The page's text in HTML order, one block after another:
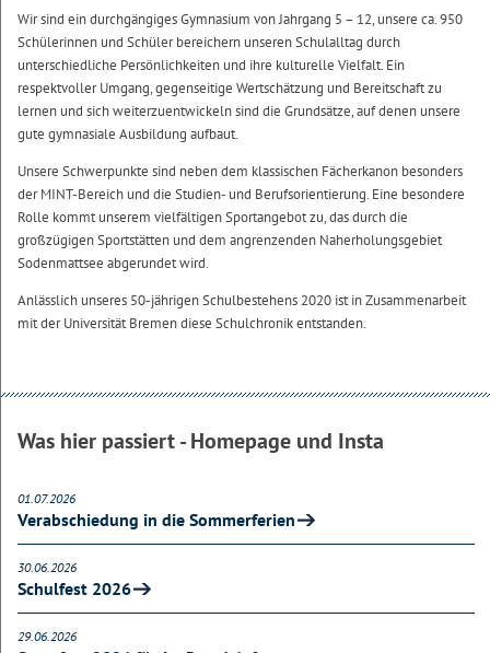
Wir sind ein durchgängiges Gymnasium von Jahrgang 5 – 12, unsere ca. 950
Schülerinnen und Schüler bereichern unseren Schulalltag durch
unterschiedliche Persönlichkeiten und ihre kulturelle Vielfalt. Ein
respektvoller Umgang, gegenseitige Wertschätzung und Bereitschaft zu
lernen und sich weiterzuentwickeln sind die Grundsätze, auf denen unsere
gute gymnasiale Ausbildung aufbaut.
Unsere Schwerpunkte sind neben dem klassischen Fächerkanon besonders
der MINT-Bereich und die Studien- und Berufsorientierung. Eine besondere
Rolle kommt unserem vielfältigen Sportangebot zu, das durch die
großzügigen Sportstätten und dem angrenzenden Naherholungsgebiet
Sodenmattsee abgerundet wird.
Anlässlich unseres 50-jährigen Schulbestehens 2020 ist in Zusammenarbeit
mit der Universität Bremen diese Schulchronik entstanden.
Was hier passiert - Homepage und Insta
01.07.2026
Verabschiedung in die Sommerferien
30.06.2026
Schulfest 2026
29.06.2026